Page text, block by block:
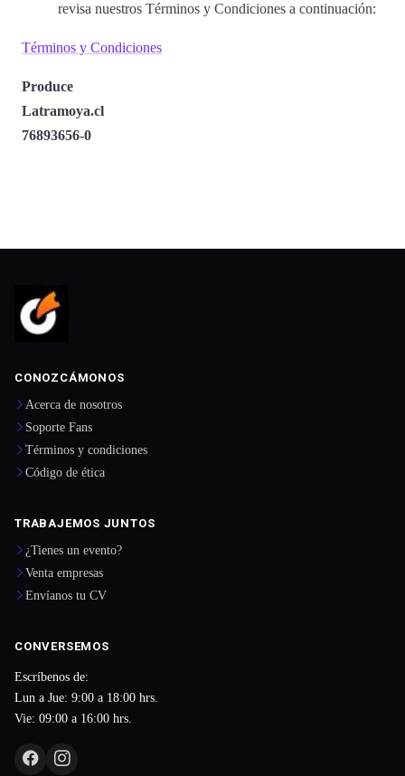
revisa nuestros Términos y Condiciones a continuación:
Términos y Condiciones
Produce
Latramoya.cl
76893656-0
CONOZCÁMONOS
Acerca de nosotros
Soporte Fans
Términos y condiciones
Código de ética
TRABAJEMOS JUNTOS
¿Tienes un evento?
Venta empresas
Envíanos tu CV
CONVERSEMOS
Escríbenos de:
Lun a Jue: 9:00 a 18:00 hrs.
Vie: 09:00 a 16:00 hrs.